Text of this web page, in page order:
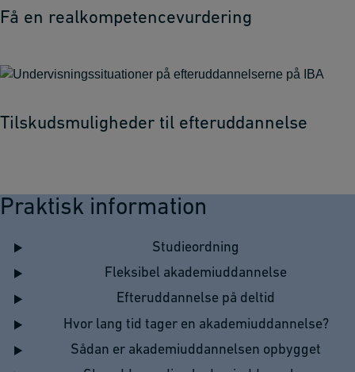
Få en realkompetencevurdering
Tilskudsmuligheder til efteruddannelse
Praktisk information
Studieordning
Fleksibel akademiuddannelse
Efteruddannelse på deltid
Hvor lang tid tager en akademiuddannelse?
Sådan er akademiuddannelsen opbygget